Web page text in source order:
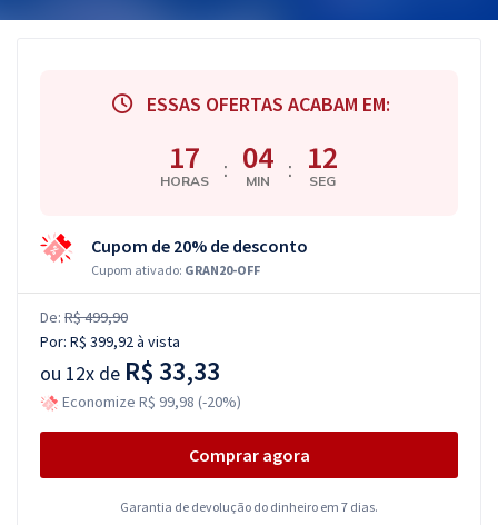
ESSAS OFERTAS ACABAM EM:
17
HORAS : 04
MIN : 12
SEG
Cupom de 20% de desconto
Cupom ativado: GRAN20-OFF
De: R$ 499,90
Por: R$ 399,92à vista
ou 12x de R$ 33,33
Economize R$ 99,98 (-20%)
Comprar agora
Garantia de devolução do dinheiro em 7 dias.